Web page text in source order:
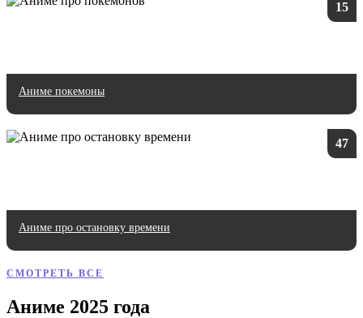
15
Аниме покемоны
47
Аниме про остановку времени
СМОТРЕТЬ ВСЕ
Аниме 2025 года